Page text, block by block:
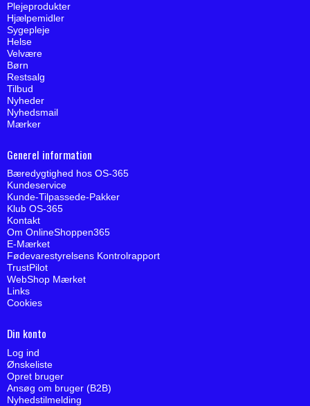
Plejeprodukter
Hjælpemidler
Sygepleje
Helse
Velvære
Børn
Restsalg
Tilbud
Nyheder
Nyhedsmail
Mærker
Generel information
Bæredygtighed hos OS-365
Kundeservice
Kunde-Tilpassede-Pakker
Klub OS-365
Kontakt
Om OnlineShoppen365
E-Mærket
Fødevarestyrelsens Kontrolrapport
TrustPilot
WebShop Mærket
Links
Cookies
Din konto
Log ind
Ønskeliste
Opret bruger
Ansøg om bruger (B2B)
Nyhedstilmelding